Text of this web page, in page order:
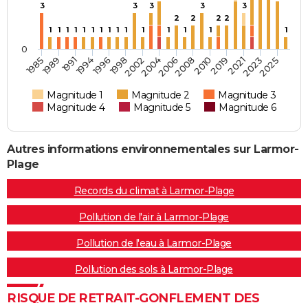
3
1 1 1 1 1 1 1 1 1 1
3
1
3
1
2
1
2
3
1
2 2
3
1
Magnitude 1 Magnitude 2
Magnitude 3
Magnitude 4
Magnitude 5 Magnitude 6
198519891991199419961998200220042006200820102019202120232025
0
Autres informations environnementales sur Larmor-
Plage
Records du climat à Larmor-Plage
Pollution de l'air à Larmor-Plage
Pollution de l'eau à Larmor-Plage
Pollution des sols à Larmor-Plage
RISQUE DE RETRAIT-GONFLEMENT DES